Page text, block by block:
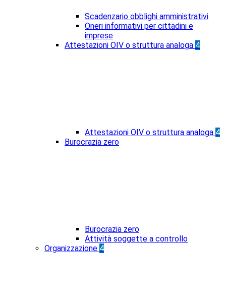
Scadenzario obblighi amministrativi
Oneri informativi per cittadini e
imprese
Attestazioni OIV o struttura analoga 4
Attestazioni OIV o struttura analoga 4
Burocrazia zero
Burocrazia zero
Attività soggette a controllo
Organizzazione 4